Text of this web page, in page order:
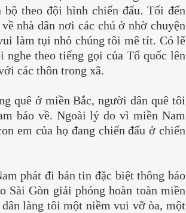
theo đội hình chiến đấu. Tối đến
nhà dân nơi các chú ở nhờ chuyện
làm tụi nhỏ chúng tôi mê tít. Có lẽ
nghe theo tiếng gọi của Tổ quốc lên
các thôn trong xã.
quê ở miền Bắc, người dân quê tôi
báo về. Ngoài lý do vì miền Nam
em của họ đang chiến đấu ở chiến
phát đi bản tin đặc biệt thông báo
Sài Gòn giải phóng hoàn toàn miền
làng tôi một niềm vui vỡ òa, một